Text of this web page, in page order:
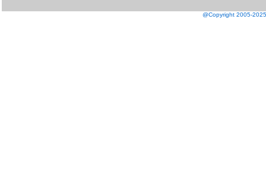
@Copyright 2005-